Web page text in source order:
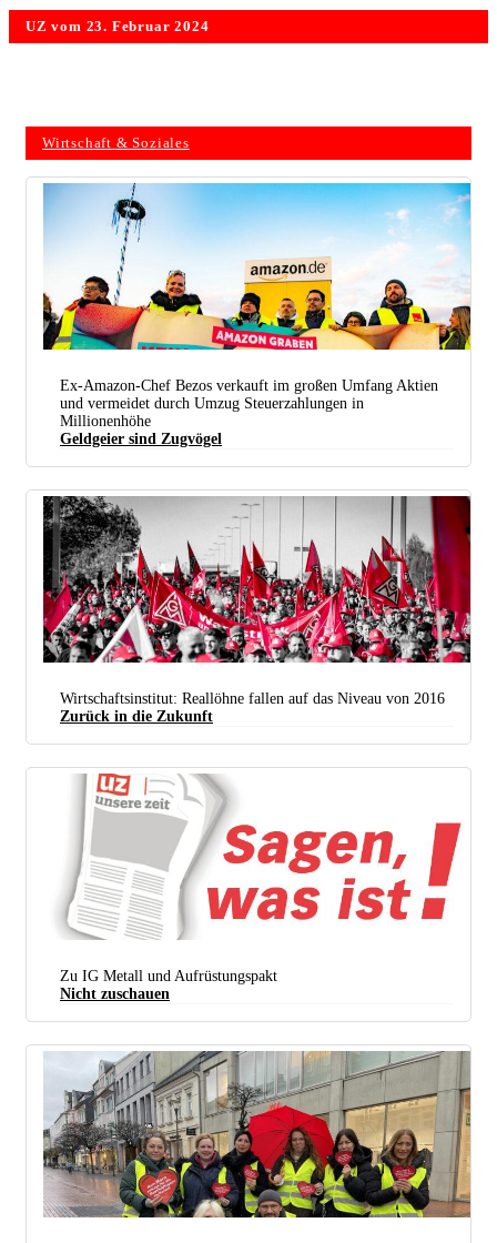
UZ vom 23. Februar 2024
Wirtschaft & Soziales
Rückzug als Amazon-Chef in Kraft. (Foto: ver.di Handel Bayern)
Ex-Amazon-Chef Bezos verkauft im großen Umfang Aktien
und vermeidet durch Umzug Steuerzahlungen in
Millionenhöhe
Geldgeier sind Zugvögel
wenigstens die Reallohnverluste auszugleichen. Auch in der Metall- und Elektroindustrie gibt es
einen enormen Nachholbedarf. (Foto: Thomas Range)
Wirtschaftsinstitut: Reallöhne fallen auf das Niveau von 2016
Zurück in die Zukunft
Zu IG Metall und Aufrüstungspakt
Nicht zuschauen